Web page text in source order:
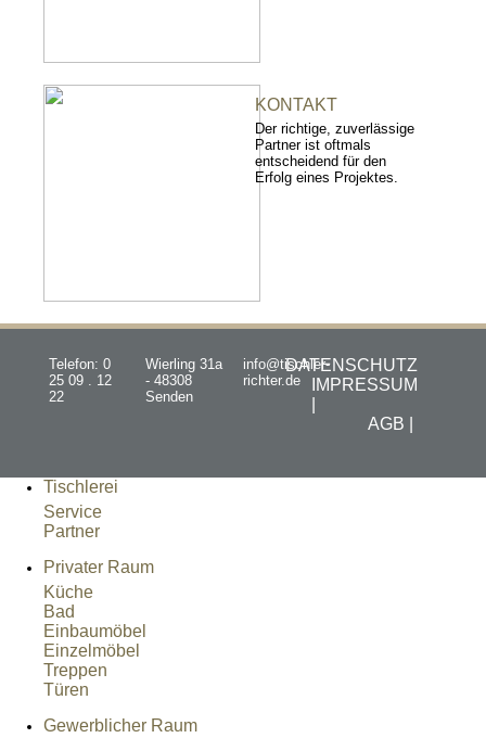
KONTAKT
Der richtige, zuverlässige
Partner ist oftmals
entscheidend für den
Erfolg eines Projektes.
Telefon: 0
25 09 . 12
22
Wierling 31a
- 48308
Senden
info@tischler-
richter.de
DATENSCHUTZ
IMPRESSUM
AGB |
Tischlerei
Service
Partner
Privater Raum
Küche
Bad
Einbaumöbel
Einzelmöbel
Treppen
Türen
Gewerblicher Raum